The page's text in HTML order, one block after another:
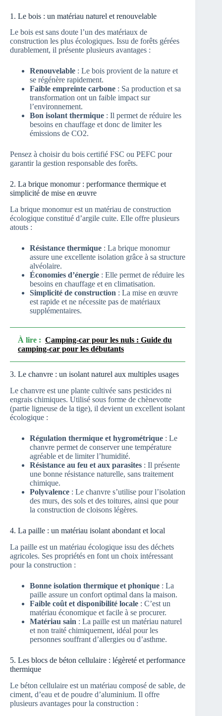
1. Le bois : un matériau naturel et renouvelable
Le bois est sans doute l’un des matériaux de
construction les plus écologiques. Issu de forêts gérées
durablement, il présente plusieurs avantages :
Renouvelable : Le bois provient de la nature et
se régénère rapidement.
Faible empreinte carbone : Sa production et sa
transformation ont un faible impact sur
l’environnement.
Bon isolant thermique : Il permet de réduire les
besoins en chauffage et donc de limiter les
émissions de CO2.
Pensez à choisir du bois certifié FSC ou PEFC pour
garantir la gestion responsable des forêts.
2. La brique monomur : performance thermique et
simplicité de mise en œuvre
La brique monomur est un matériau de construction
écologique constitué d’argile cuite. Elle offre plusieurs
atouts :
Résistance thermique : La brique monomur
assure une excellente isolation grâce à sa structure
alvéolaire.
Économies d’énergie : Elle permet de réduire les
besoins en chauffage et en climatisation.
Simplicité de construction : La mise en œuvre
est rapide et ne nécessite pas de matériaux
supplémentaires.
À lire : Camping-car pour les nuls : Guide du
camping-car pour les débutants
3. Le chanvre : un isolant naturel aux multiples usages
Le chanvre est une plante cultivée sans pesticides ni
engrais chimiques. Utilisé sous forme de chènevotte
(partie ligneuse de la tige), il devient un excellent isolant
écologique :
Régulation thermique et hygrométrique : Le
chanvre permet de conserver une température
agréable et de limiter l’humidité.
Résistance au feu et aux parasites : Il présente
une bonne résistance naturelle, sans traitement
chimique.
Polyvalence : Le chanvre s’utilise pour l’isolation
des murs, des sols et des toitures, ainsi que pour
la construction de cloisons légères.
4. La paille : un matériau isolant abondant et local
La paille est un matériau écologique issu des déchets
agricoles. Ses propriétés en font un choix intéressant
pour la construction :
Bonne isolation thermique et phonique : La
paille assure un confort optimal dans la maison.
Faible coût et disponibilité locale : C’est un
matériau économique et facile à se procurer.
Matériau sain : La paille est un matériau naturel
et non traité chimiquement, idéal pour les
personnes souffrant d’allergies ou d’asthme.
5. Les blocs de béton cellulaire : légèreté et performance
thermique
Le béton cellulaire est un matériau composé de sable, de
ciment, d’eau et de poudre d’aluminium. Il offre
plusieurs avantages pour la construction :